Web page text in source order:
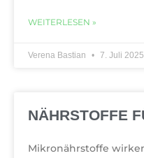
WEITERLESEN »
Verena Bastian 7. Juli 2025
NÄHRSTOFFE
Mikronährstoffe